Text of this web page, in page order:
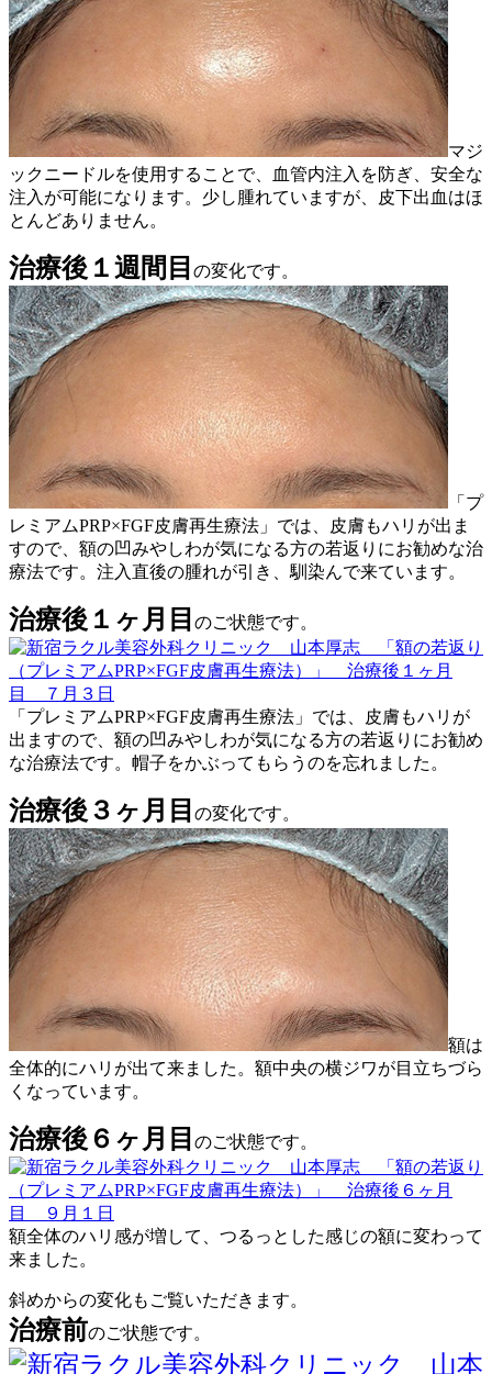
マジ
ックニードルを使用することで、血管内注入を防ぎ、安全な
注入が可能になります。少し腫れていますが、皮下出血はほ
とんどありません。
治療後１週間目 の変化です。
「プ
レミアムPRP×FGF皮膚再生療法」では、皮膚もハリが出ま
すので、額の凹みやしわが気になる方の若返りにお勧めな治
療法です。注入直後の腫れが引き、馴染んで来ています。
治療後１ヶ月目 のご状態です。
「プレミアムPRP×FGF皮膚再生療法」では、皮膚もハリが
出ますので、額の凹みやしわが気になる方の若返りにお勧め
な治療法です。帽子をかぶってもらうのを忘れました。
治療後３ヶ月目 の変化です。
額は
全体的にハリが出て来ました。額中央の横ジワが目立ちづら
くなっています。
治療後６ヶ月目 のご状態です。
額全体のハリ感が増して、つるっとした感じの額に変わって
来ました。
斜めからの変化もご覧いただきます。
治療前のご状態です。